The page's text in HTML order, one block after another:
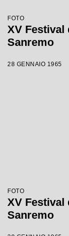
FOTO
XV Festival
Sanremo
28 GENNAIO 1965
FOTO
XV Festival
Sanremo